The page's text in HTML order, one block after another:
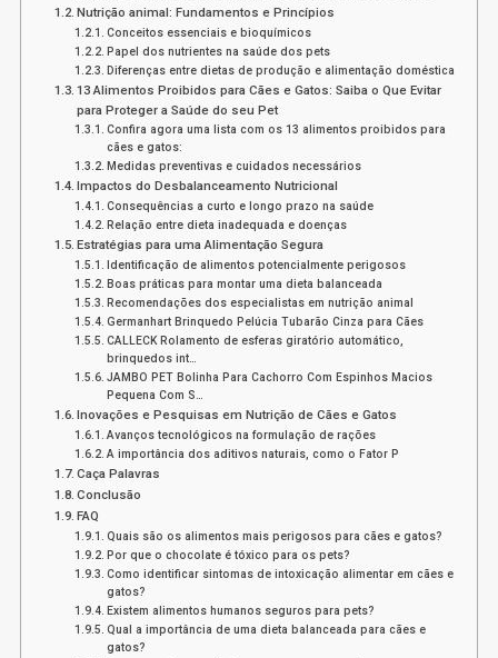
Nutrição animal: Fundamentos e Princípios
Conceitos essenciais e bioquímicos
Papel dos nutrientes na saúde dos pets
Diferenças entre dietas de produção e alimentação doméstica
13 Alimentos Proibidos para Cães e Gatos: Saiba o Que Evitar
para Proteger a Saúde do seu Pet
Confira agora uma lista com os 13 alimentos proibidos para
cães e gatos:
Medidas preventivas e cuidados necessários
Impactos do Desbalanceamento Nutricional
Consequências a curto e longo prazo na saúde
Relação entre dieta inadequada e doenças
Estratégias para uma Alimentação Segura
Identificação de alimentos potencialmente perigosos
Boas práticas para montar uma dieta balanceada
Recomendações dos especialistas em nutrição animal
Germanhart Brinquedo Pelúcia Tubarão Cinza para Cães
CALLECK Rolamento de esferas giratório automático,
brinquedos int…
JAMBO PET Bolinha Para Cachorro Com Espinhos Macios
Pequena Com S…
Inovações e Pesquisas em Nutrição de Cães e Gatos
Avanços tecnológicos na formulação de rações
A importância dos aditivos naturais, como o Fator P
Caça Palavras
Conclusão
FAQ
Quais são os alimentos mais perigosos para cães e gatos?
Por que o chocolate é tóxico para os pets?
Como identificar sintomas de intoxicação alimentar em cães e
gatos?
Existem alimentos humanos seguros para pets?
Qual a importância de uma dieta balanceada para cães e
gatos?